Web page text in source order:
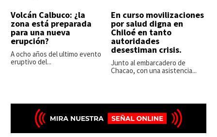
Volcán Calbuco: ¿la
zona está preparada
para una nueva
erupción?
A ocho años del ultimo evento
eruptivo del...
En curso movilizaciones
por salud digna en
Chiloé en tanto
autoridades
desestiman crisis.
Junto al embarcadero de
Chacao, con una asistencia...